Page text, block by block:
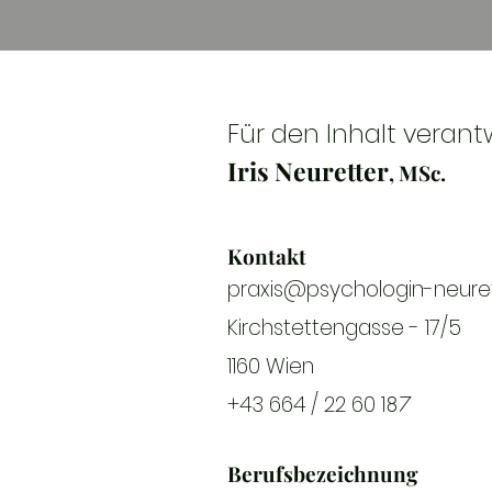
Für den Inhalt
Iris Neuretter, MSc.
Kontakt
praxis@psychologin-
Kirchstettengasse- 17/5
1160 Wien
+43 664 / 22 60 187
Berufsbezeichnung